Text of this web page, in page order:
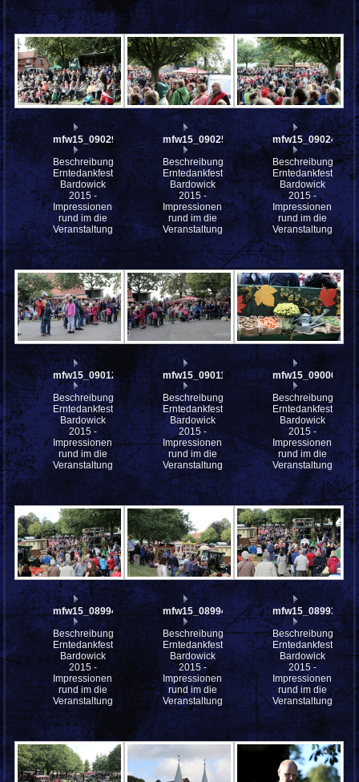
mfw15_090293w
Beschreibung:
Erntedankfest
Bardowick
2015 -
Impressionen
rund im die
Veranstaltung
mfw15_090250w
Beschreibung:
Erntedankfest
Bardowick
2015 -
Impressionen
rund im die
Veranstaltung
mfw15_090249w
Beschreibung:
Erntedankfest
Bardowick
2015 -
Impressionen
rund im die
Veranstaltung
mfw15_090121w
Beschreibung:
Erntedankfest
Bardowick
2015 -
Impressionen
rund im die
Veranstaltung
mfw15_090119w
Beschreibung:
Erntedankfest
Bardowick
2015 -
Impressionen
rund im die
Veranstaltung
mfw15_090060w
Beschreibung:
Erntedankfest
Bardowick
2015 -
Impressionen
rund im die
Veranstaltung
mfw15_089941w
Beschreibung:
Erntedankfest
Bardowick
2015 -
Impressionen
rund im die
Veranstaltung
mfw15_089940w
Beschreibung:
Erntedankfest
Bardowick
2015 -
Impressionen
rund im die
Veranstaltung
mfw15_089937w
Beschreibung:
Erntedankfest
Bardowick
2015 -
Impressionen
rund im die
Veranstaltung